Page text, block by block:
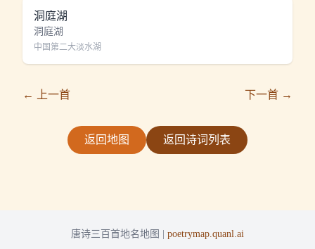
洞庭湖
洞庭湖
中国第二大淡水湖
← 上一首 下一首 →
返回地图 返回诗词列表
唐诗三百首地名地图 | poetrymap.quanl.ai